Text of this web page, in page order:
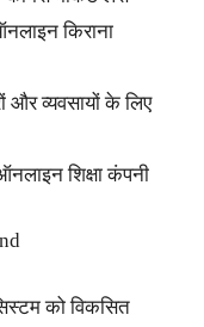
किराना
और व्यवसायों के लिए
शिक्षा कंपनी
को विकसित